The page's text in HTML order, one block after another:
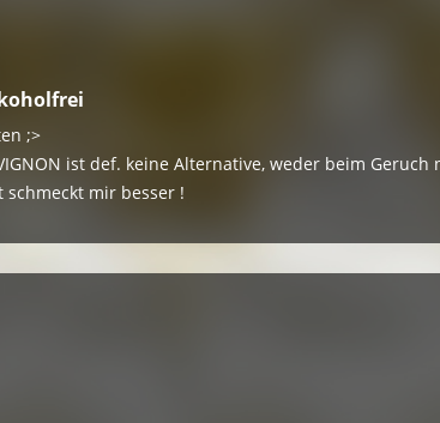
;>
ist def. keine Alternative, weder beim Geruch
schmeckt mir besser !